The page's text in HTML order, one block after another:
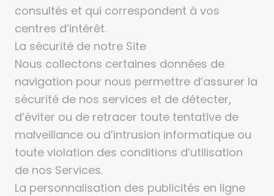
consultés et qui correspondent à vos
centres d’intérêt.
La sécurité de notre Site
Nous collectons certaines données de
navigation pour nous permettre d’assurer la
sécurité de nos services et de détecter,
d’éviter ou de retracer toute tentative de
malveillance ou d’intrusion informatique ou
toute violation des conditions d’utilisation
de nos Services.
La personnalisation des publicités en ligne